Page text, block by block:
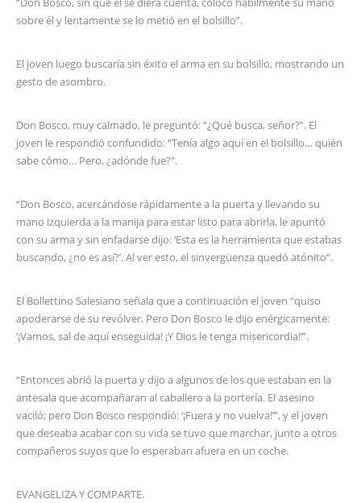
sobre él y lentamente se lo metió en el bolsillo”.
El joven luego buscaría sin éxito el arma en su bolsillo, mostrando un
gesto de asombro.
Don Bosco, muy calmado, le preguntó: “¿Qué busca, señor?”. El
joven le respondió confundido: “Tenía algo aquí en el bolsillo… quién
sabe cómo… Pero, ¿adónde fue?".
“Don Bosco, acercándose rápidamente a la puerta y llevando su
mano izquierda a la manija para estar listo para abrirla, le apuntó
con su arma y sin enfadarse dijo: ‘Esta es la herramienta que estabas
buscando, ¿no es así?’. Al ver esto, el sinvergüenza quedó atónito”.
El Bollettino Salesiano señala que a continuación el joven “quiso
apoderarse de su revólver. Pero Don Bosco le dijo enérgicamente:
‘¡Vamos, sal de aquí enseguida! ¡Y Dios le tenga misericordia!’”.
“Entonces abrió la puerta y dijo a algunos de los que estaban en la
antesala que acompañaran al caballero a la portería. El asesino
vaciló; pero Don Bosco respondió: ‘¡Fuera y no vuelva!’”, y el joven
que deseaba acabar con su vida se tuvo que marchar, junto a otros
compañeros suyos que lo esperaban afuera en un coche.
EVANGELIZA Y COMPARTE.